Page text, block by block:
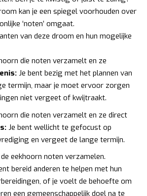
kan je een spiegel voorhouden over
‘noten’ omgaat.
van deze droom en hun mogelijke
die noten verzamelt en ze
Je bent bezig met het plannen van
termijn, maar je moet ervoor zorgen
niet vergeet of kwijtraakt.
die noten verzamelt en ze direct
Je bent wellicht te gefocust op
en vergeet de lange termijn.
eekhoorn noten verzamelen.
bereid anderen te helpen met hun
of je voelt de behoefte om
een gemeenschappelijk doel na te